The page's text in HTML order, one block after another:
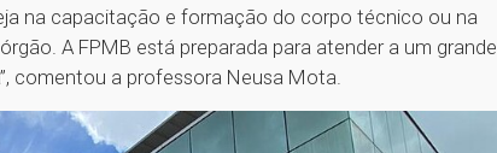
na capacitação e formação do corpo técnico ou na
A FPMB está preparada para atender a um grande
comentou a professora Neusa Mota.